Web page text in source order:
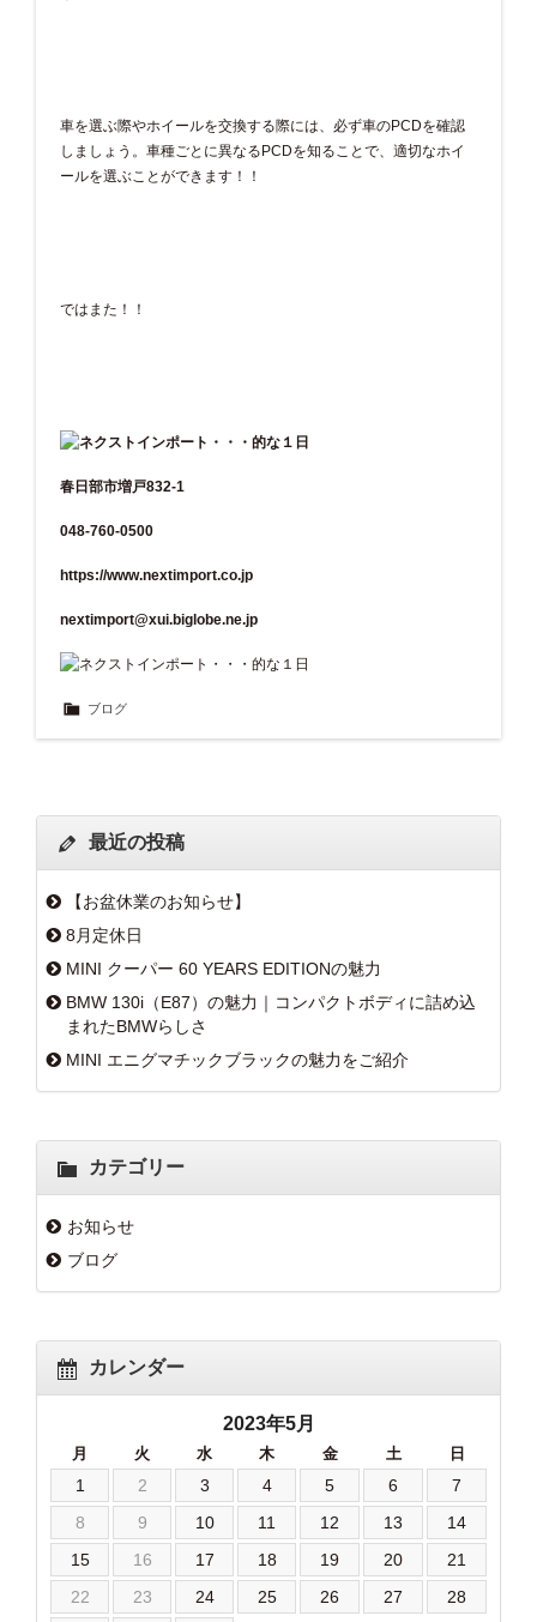
車を選ぶ際やホイールを交換する際には、必ず車のPCDを確認
しましょう。車種ごとに異なるPCDを知ることで、適切なホイ
ールを選ぶことができます！！
ではまた！！
春日部市増戸832-1
048-760-0500
https://www.nextimport.co.jp
nextimport@xui.biglobe.ne.jp
ブログ
最近の投稿
【お盆休業のお知らせ】
8月定休日
MINI クーパー 60 YEARS EDITIONの魅力
BMW 130i（E87）の魅力｜コンパクトボディに詰め込
まれたBMWらしさ
MINI エニグマチックブラックの魅力をご紹介
カテゴリー
お知らせ
ブログ
カレンダー
2023年5月
月 火 水 木 金 土 日
1 2 3 4 5 6
7
8
9 10 11 12 13
14
15
16 17 18 19 20
21
22
23 24 25 26 27
28